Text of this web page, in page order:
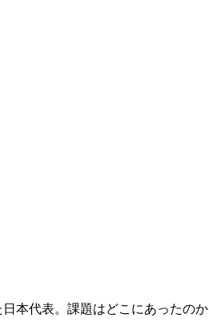
本代表。課題はどこにあったのか